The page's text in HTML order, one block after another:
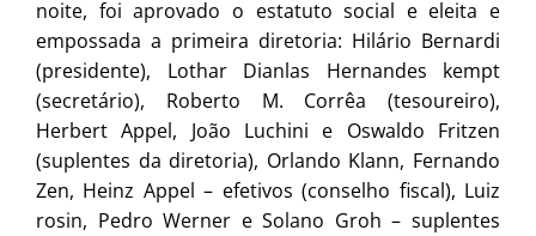
noite, foi aprovado o estatuto social e eleita e
empossada a primeira diretoria: Hilário Bernardi
(presidente), Lothar Dianlas Hernandes kempt
(secretário), Roberto M. Corrêa (tesoureiro),
Herbert Appel, João Luchini e Oswaldo Fritzen
(suplentes da diretoria), Orlando Klann, Fernando
Zen, Heinz Appel – efetivos (conselho fiscal), Luiz
rosin, Pedro Werner e Solano Groh – suplentes